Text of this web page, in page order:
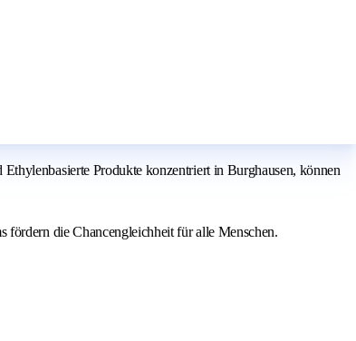
Produkte konzentriert in Burghausen, können
fördern die Chancengleichheit für alle Menschen.